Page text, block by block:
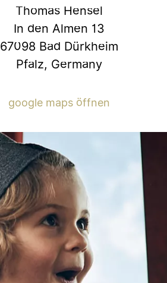
Thomas Hensel
In den Almen 13
67098 Bad Dürkheim
Pfalz, Germany
google maps öffnen